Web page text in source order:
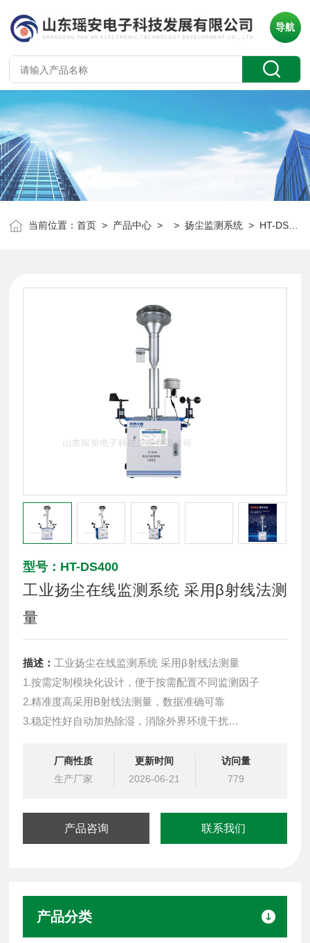
导航
当前位置：首页 > 产品中心 > >扬尘监测系统 > HT-DS400工业扬尘在线监测系统 采用β射线法测量
型号：HT-DS400
工业扬尘在线监测系统 采用β射线法测
量
描述： 工业扬尘在线监测系统 采用β射线法测量
1.按需定制模块化设计，便于按需配置不同监测因子
2.精准度高采用B射线法测量，数据准确可靠
3.稳定性好自动加热除湿，消除外界环境干扰
5.自动采样 间隔1小时采样并记录相关数据
6.便于布点 4G 无线传输稳定，适合大规模网格化布点
厂商性质
生产厂家
更新时间
2026-06-21
访问量
779
产品咨询 联系我们
产品分类